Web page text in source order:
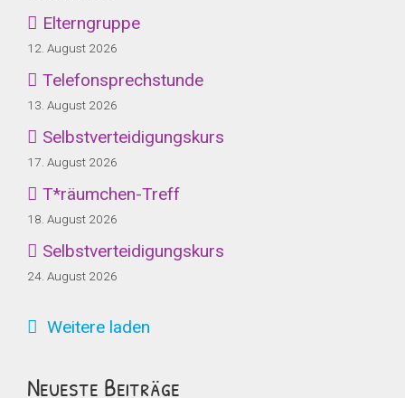
Elterngruppe
12. August 2026
Telefonsprechstunde
13. August 2026
Selbstverteidigungskurs
17. August 2026
T*räumchen-Treff
18. August 2026
Selbstverteidigungskurs
24. August 2026
Weitere laden
Neueste Beiträge